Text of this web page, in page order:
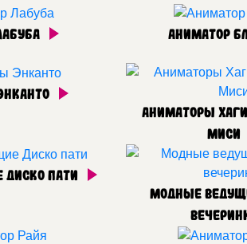
Аниматор
Аниматоры
Миси
пати
Модные